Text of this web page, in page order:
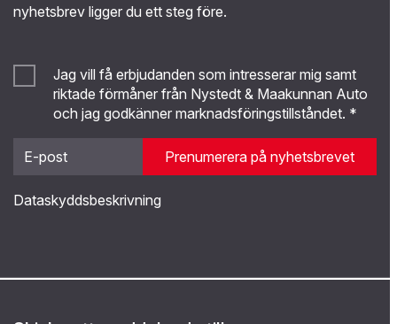
nyhetsbrev ligger du ett steg före.
Jag vill få erbjudanden som intresserar mig samt
riktade förmåner från Nystedt & Maakunnan Auto
och jag godkänner marknadsföringstillståndet. *
Prenumerera på nyhetsbrevet
Dataskyddsbeskrivning